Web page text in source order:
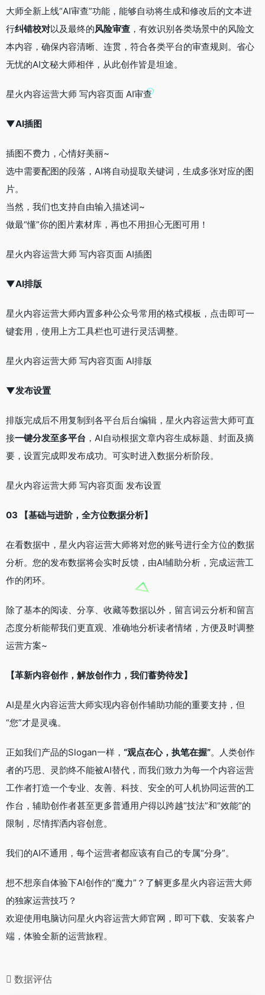
大师全新上线“AI审查”功能，能够自动将生成和修改后的文本进
行纠错校对以及最终的风险审查 ，有效识别各类场景中的风险文
本内容，确保内容清晰、连贯，符合各类平台的审查规则。省心
无忧的AI文秘大师相伴，从此创作皆是坦途。
星火内容运营大师 写内容页面 AI审查
▼AI插图
插图不费力，心情好美丽~
选中需要配图的段落，AI将自动提取关键词，生成多张对应的图
片。
当然，我们也支持自由输入描述词~
做最“懂”你的图片素材库，再也不用担心无图可用！
星火内容运营大师 写内容页面 AI插图
▼AI排版
星火内容运营大师内置多种公众号常用的格式模板，点击即可一
键套用，使用上方工具栏也可进行灵活调整。
星火内容运营大师 写内容页面 AI排版
▼发布设置
排版完成后不用复制到各平台后台编辑，星火内容运营大师可直
接一键分发至多平台 ，AI自动根据文章内容生成标题、封面及摘
要，设置完成即发布成功。可实时进入数据分析阶段。
星火内容运营大师 写内容页面 发布设置
03 【基础与进阶，全方位数据分析】
在看数据中，星火内容运营大师将对您的账号进行全方位的数据
分析。您的发布数据将会实时反馈，由AI辅助分析，完成运营工
作的闭环。
除了基本的阅读、分享、收藏等数据以外，留言词云分析和留言
态度分析能帮我们更直观、准确地分析读者情绪，方便及时调整
运营方案~
【革新内容创作，解放创作力，我们蓄势待发】
AI是星火内容运营大师实现内容创作辅助功能的重要支持，但
“您”才是灵魂。
正如我们产品的Slogan一样， “观点在心，执笔在握”。人类创作
者的巧思、灵韵终不能被AI替代，而我们致力为每一个内容运营
工作者打造一个专业、友善、科技、安全的可人机协同运营的工
作台，辅助创作者甚至更多普通用户得以跨越“技法”和“效能”的
限制，尽情挥洒内容创意。
我们的AI不通用，每个运营者都应该有自己的专属“分身”。
想不想亲自体验下AI创作的“魔力”？了解更多星火内容运营大师
的独家运营技巧？
欢迎使用电脑访问星火内容运营大师官网，即可下载、安装客户
端，体验全新的运营旅程。
数据评估